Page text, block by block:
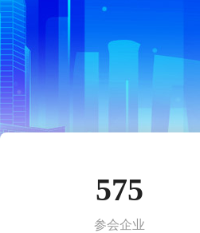
575
参会企业